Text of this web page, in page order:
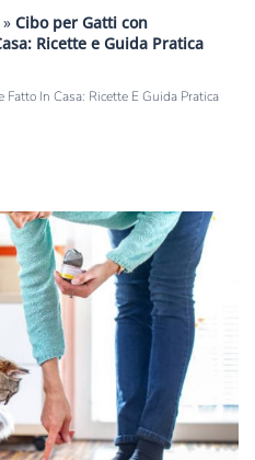
» Cibo per Gatti con
Ricette e Guida Pratica
In Casa: Ricette E Guida Pratica